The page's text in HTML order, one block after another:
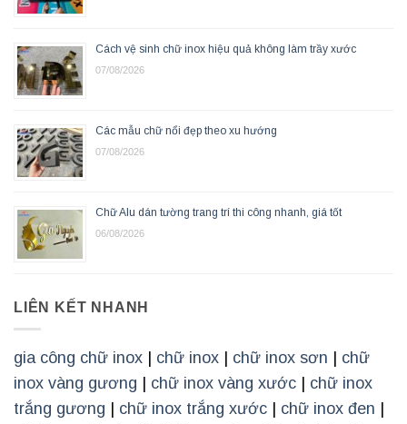
Cách vệ sinh chữ inox hiệu quả không làm trầy xước
07/08/2026
Các mẫu chữ nổi đẹp theo xu hướng
07/08/2026
Chữ Alu dán tường trang trí thi công nhanh, giá tốt
06/08/2026
LIÊN KẾT NHANH
gia công chữ inox chữ inox chữ inox sơn
chữ
inox vàng gương
chữ inox vàng xước
chữ inox
trắng gương
chữ inox trắng xước chữ inox đen